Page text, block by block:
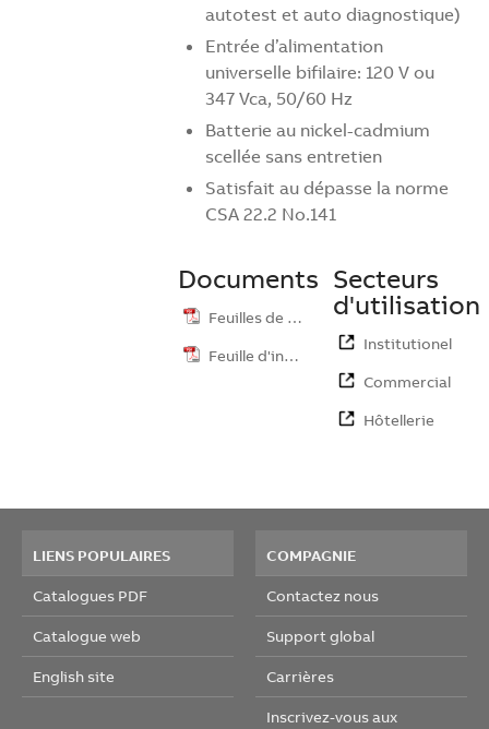
autotest et auto diagnostique)
Entrée d’alimentation
universelle bifilaire: 120 V ou
347 Vca, 50/60 Hz
Batterie au nickel-cadmium
scellée sans entretien
Satisfait au dépasse la norme
CSA 22.2 No.141
Documents
Feuilles de …
Feuille d'ins…
Secteurs
d'utilisation
Institutionel
Commercial
Hôtellerie
LIENS POPULAIRES
Catalogues PDF
Catalogue web
English site
COMPAGNIE
Contactez nous
Support global
Carrières
Inscrivez-vous aux